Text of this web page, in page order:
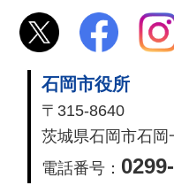
石岡市役所
〒315-8640
茨城県石岡市石岡
電話番号：